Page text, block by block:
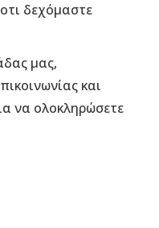
δεχόμαστε
μας,
και
να ολοκληρώσετε